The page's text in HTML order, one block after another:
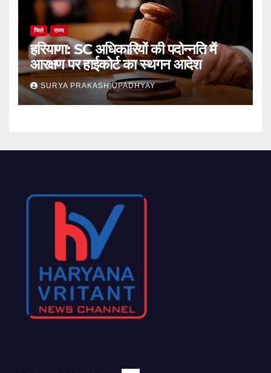
जिले राज्य
हरियाणा: SC अधिकारियों की पदोन्नति में
आरक्षण पर हाईकोर्ट का स्थगन आदेश
SURYA PRAKASH UPADHYAY